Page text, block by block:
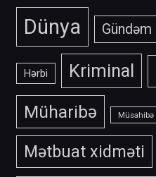
Dünya Gündəm
Hərbi Kriminal
Müharibə Müsahibə
Mətbuat xidməti